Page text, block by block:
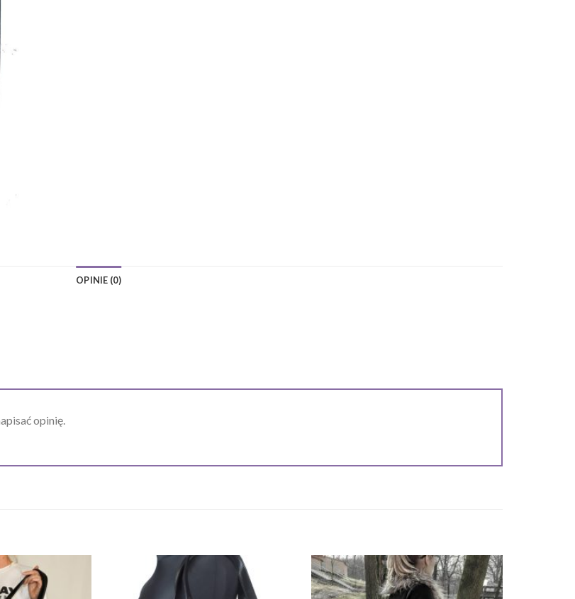
OPINIE (0)
opinię.